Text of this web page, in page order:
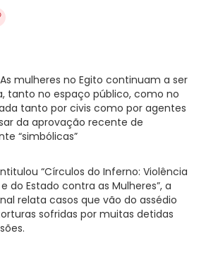
As mulheres no Egito continuam a ser
tanto no espaço público, como no
tanto por civis como por agentes
da aprovação recente de
“simbólicas”
“Círculos do Inferno: Violência
do Estado contra as Mulheres”, a
relata casos que vão do assédio
sofridas por muitas detidas